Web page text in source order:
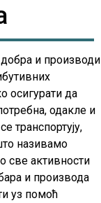
и производи
осигурати да
одакле и
транспортују,
називамо
све активности
и производа
уз помоћ